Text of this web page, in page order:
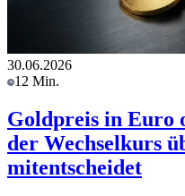
30.06.2026
12 Min.
Goldpreis in Euro
der Wechselkurs
mitentscheidet